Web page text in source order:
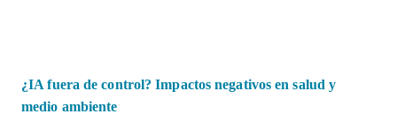
¿IA fuera de control? Impactos negativos en salud y
medio ambiente